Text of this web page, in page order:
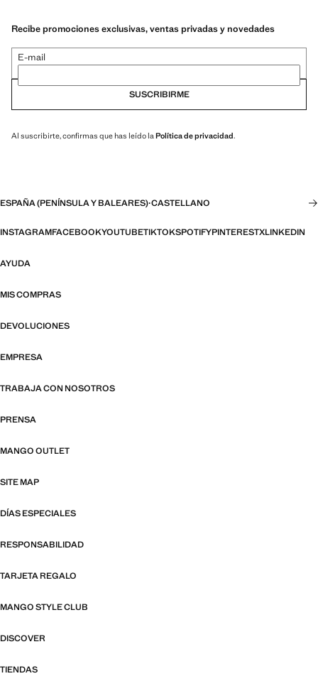
Recibe promociones exclusivas, ventas privadas y novedades
E-mail
SUSCRIBIRME
Al suscribirte, confirmas que has leído laPolítica de privacidad.
ESPAÑA (PENÍNSULA Y BALEARES)·CASTELLANO
INSTAGRAMFACEBOOKYOUTUBETIKTOKSPOTIFYPINTERESTXLINKEDIN
AYUDA
MIS COMPRAS
DEVOLUCIONES
EMPRESA
TRABAJA CON NOSOTROS
PRENSA
MANGO OUTLET
SITE MAP
DÍAS ESPECIALES
RESPONSABILIDAD
TARJETA REGALO
MANGO STYLE CLUB
DISCOVER
TIENDAS